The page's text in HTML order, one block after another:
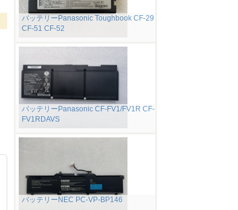
バッテリーPanasonic Toughbook CF-29
CF-51 CF-52
バッテリーPanasonic CF-FV1/FV1R CF-
FV1RDAVS
バッテリーNEC PC-VP-BP146